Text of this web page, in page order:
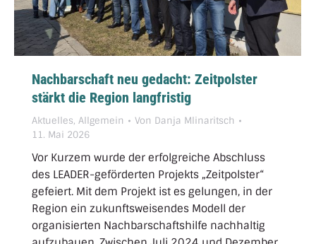
Nachbarschaft neu gedacht: Zeitpolster
stärkt die Region langfristig
Aktuelles, Allgemein Von Danja Mlinaritsch
11. Mai 2026
Vor Kurzem wurde der erfolgreiche Abschluss
des LEADER-geförderten Projekts „Zeitpolster“
gefeiert. Mit dem Projekt ist es gelungen, in der
Region ein zukunftsweisendes Modell der
organisierten Nachbarschaftshilfe nachhaltig